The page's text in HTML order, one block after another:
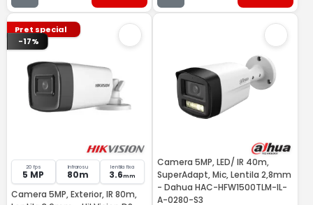
Pret special
-17%
20 fps
5 MP
Infrarosu
80m
lentila fixa
3.6mm
Camera 5MP, Exterior, IR 80m,
Camera 5MP, LED/ IR 40m,
SuperAdapt, Mic, Lentila 2,8mm
- Dahua HAC-HFW1500TLM-IL-
A-0280-S3